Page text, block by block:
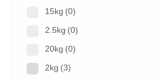
15kg (0)
2.5kg (0)
20kg (0)
2kg (3)